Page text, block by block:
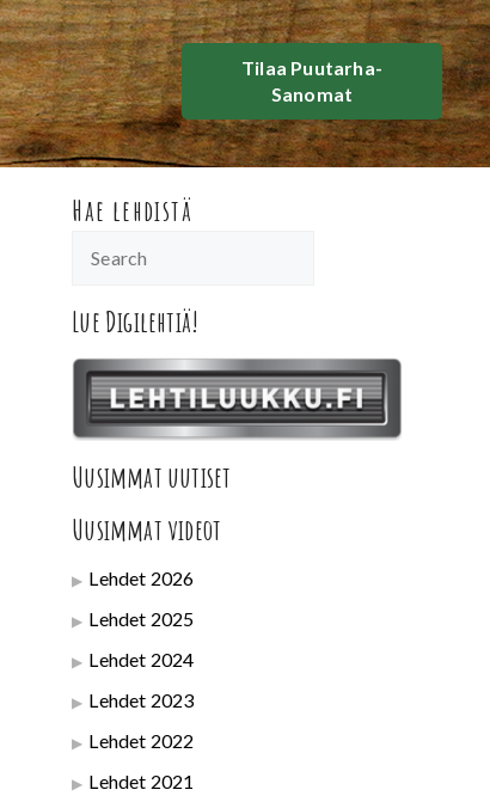
Tilaa Puutarha-
Sanomat
Hae lehdistä
Lue Digilehtiä!
Uusimmat uutiset
Uusimmat videot
Lehdet 2026
Lehdet 2025
Lehdet 2024
Lehdet 2023
Lehdet 2022
Lehdet 2021